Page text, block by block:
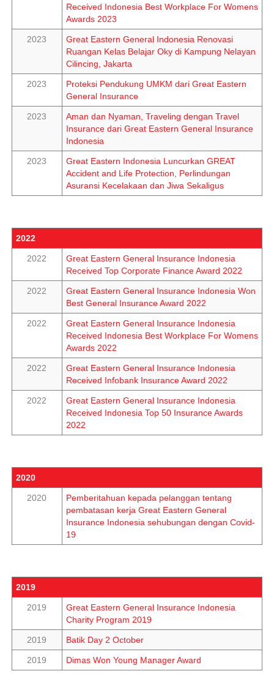
Received Indonesia Best Workplace For Womens
Awards 2023
2023
Great Eastern General Indonesia Renovasi
Ruangan Kelas Belajar Oky di Kampung Nelayan
Cilincing, Jakarta
2023
Proteksi Pendukung UMKM dari Great Eastern
General Insurance
2023
Aman dan Nyaman, Traveling dengan Travel
Insurance dari Great Eastern General Insurance
Indonesia
2023
Great Eastern Indonesia Luncurkan GREAT
Accident and Life Protection, Perlindungan
Asuransi Kecelakaan dan Jiwa Sekaligus
2022
2022
Great Eastern General Insurance Indonesia
Received Top Corporate Finance Award 2022
2022
Great Eastern General Insurance Indonesia Won
Best General Insurance Award 2022
2022
Great Eastern General Insurance Indonesia
Received Indonesia Best Workplace For Womens
Awards 2022
2022
Great Eastern General Insurance Indonesia
Received Infobank Insurance Award 2022
2022
Great Eastern General Insurance Indonesia
Received Indonesia Top 50 Insurance Awards
2022
2020
2020
Pemberitahuan kepada pelanggan tentang
pembatasan kerja Great Eastern General
Insurance Indonesia sehubungan dengan Covid-
19
2019
2019
Great Eastern General Insurance Indonesia
Charity Program 2019
2019 Batik Day 2 October
2019 Dimas Won Young Manager Award